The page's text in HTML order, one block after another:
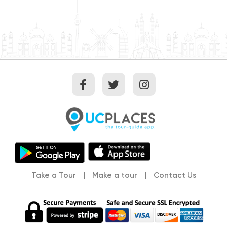
arrived, let’s start exploring and immerse ourselves in
Prague. Hopefully you are wearing comfortable shoes,
breath. You got this! Follow your navigation, and we will
Take a Tour Make a tour Contact Us